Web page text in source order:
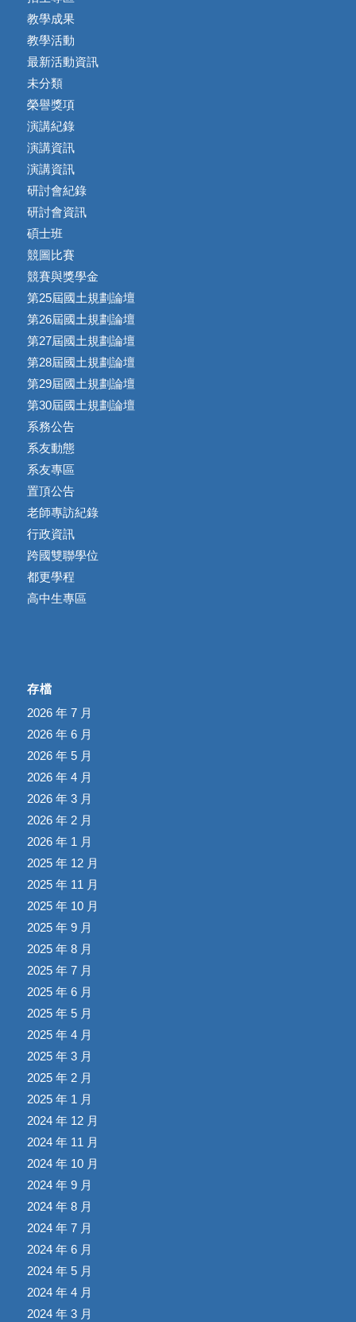
教學成果
教學活動
最新活動資訊
未分類
榮譽獎項
演講紀錄
演講資訊
演講資訊
研討會紀錄
研討會資訊
碩士班
競圖比賽
競賽與獎學金
第25屆國土規劃論壇
第26屆國土規劃論壇
第27屆國土規劃論壇
第28屆國土規劃論壇
第29屆國土規劃論壇
第30屆國土規劃論壇
系務公告
系友動態
系友專區
置頂公告
老師專訪紀錄
行政資訊
跨國雙聯學位
都更學程
高中生專區
存檔
2026 年 7 月
2026 年 6 月
2026 年 5 月
2026 年 4 月
2026 年 3 月
2026 年 2 月
2026 年 1 月
2025 年 12 月
2025 年 11 月
2025 年 10 月
2025 年 9 月
2025 年 8 月
2025 年 7 月
2025 年 6 月
2025 年 5 月
2025 年 4 月
2025 年 3 月
2025 年 2 月
2025 年 1 月
2024 年 12 月
2024 年 11 月
2024 年 10 月
2024 年 9 月
2024 年 8 月
2024 年 7 月
2024 年 6 月
2024 年 5 月
2024 年 4 月
2024 年 3 月